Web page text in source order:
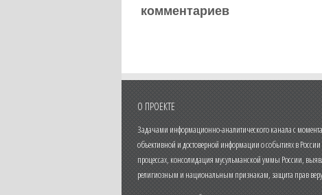
комментариев
О ПРОЕКТЕ
Задачами информационно-аналитического канала с момента
объективной и достоверной информации о событиях в
процессах, консолидация мусульманской уммы России,
религиозным и национальным признакам, защита прав